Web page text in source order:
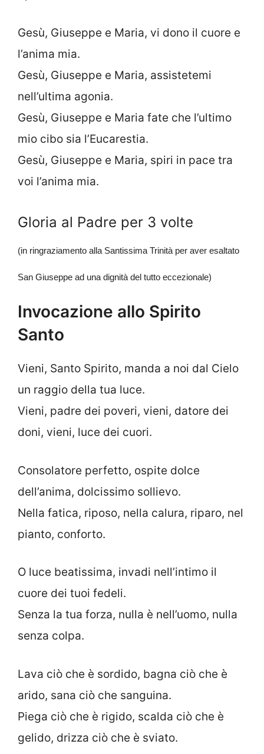
Gesù, Giuseppe e Maria, vi dono il cuore e
l’anima mia.
Gesù, Giuseppe e Maria, assistetemi
nell’ultima agonia.
Gesù, Giuseppe e Maria fate che l’ultimo
mio cibo sia l’Eucarestia.
Gesù, Giuseppe e Maria, spiri in pace tra
voi l’anima mia.
Gloria al Padre per 3 volte
(in ringraziamento alla Santissima Trinità per aver esaltato
San Giuseppe ad una dignità del tutto eccezionale)
Invocazione allo Spirito
Santo
Vieni, Santo Spirito, manda a noi dal Cielo
un raggio della tua luce.
Vieni, padre dei poveri, vieni, datore dei
doni, vieni, luce dei cuori.
Consolatore perfetto, ospite dolce
dell’anima, dolcissimo sollievo.
Nella fatica, riposo, nella calura, riparo, nel
pianto, conforto.
O luce beatissima, invadi nell’intimo il
cuore dei tuoi fedeli.
Senza la tua forza, nulla è nell’uomo, nulla
senza colpa.
Lava ciò che è sordido, bagna ciò che è
arido, sana ciò che sanguina.
Piega ciò che è rigido, scalda ciò che è
gelido, drizza ciò che è sviato.